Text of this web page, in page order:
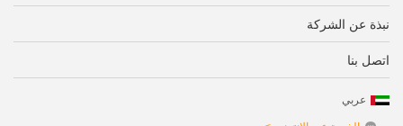
نبذة عن الشركة
اتصل بنا
عربي